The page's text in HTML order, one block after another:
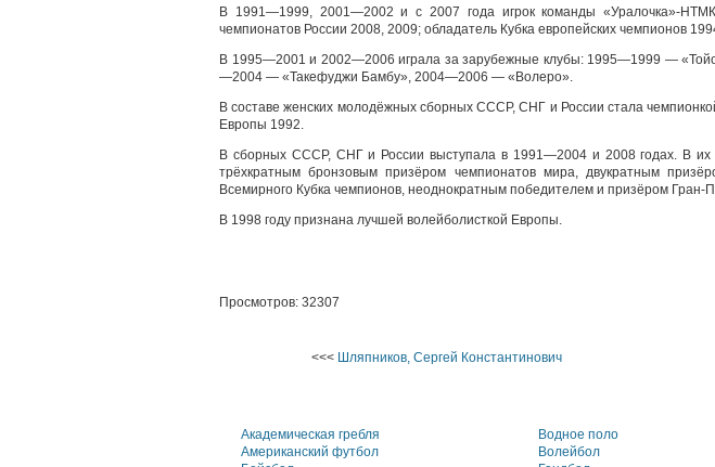
В 1991—1999, 2001—2002 и с 2007 года игрок команды «Уралочка»-
чемпионатов России 2008, 2009; обладатель Кубка европейских чемпионов
В 1995—2001 и 2002—2006 играла за зарубежные клубы: 1995—1999 —
—2004 — «Такефуджи Бамбу», 2004—2006 — «Волеро».
В составе женских молодёжных сборных СССР, СНГ и России стала
Европы 1992.
В сборных СССР, СНГ и России выступала в 1991—2004 и 2008 годах. В их
трёхкратным бронзовым призёром чемпионатов мира, двукратным
Всемирного Кубка чемпионов, неоднократным победителем и призёром
В 1998 году признана лучшей волейболисткой Европы.
Просмотров: 32307
<<< Шляпников, Сергей Константинович
Академическая гребля
Американский футбол
Водное поло
Волейбол